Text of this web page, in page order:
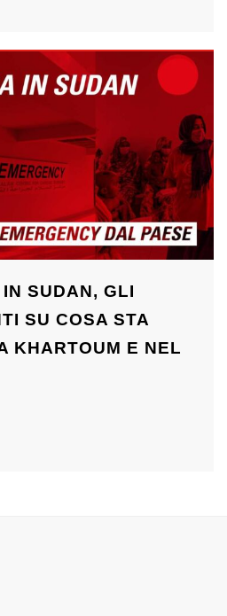
SUDAN, GLI
SU COSA STA
KHARTOUM E NEL